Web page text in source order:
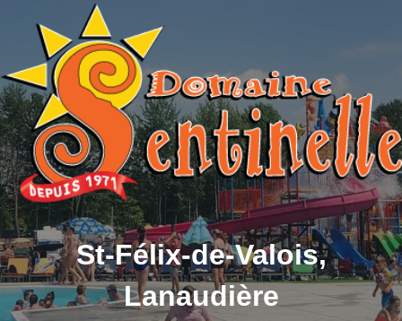
St-Félix-de-Valois,
Lanaudière